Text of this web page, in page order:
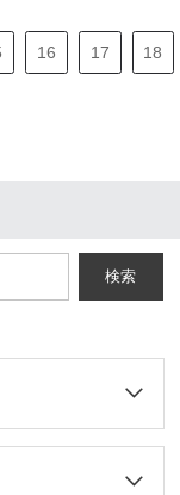
16 17 18
検索